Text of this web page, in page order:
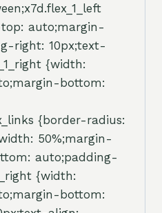
auto;margin-
right: 10px;text-
{width:
bottom:
{border-radius:
50%;margin-
auto;padding-
{width:
bottom: